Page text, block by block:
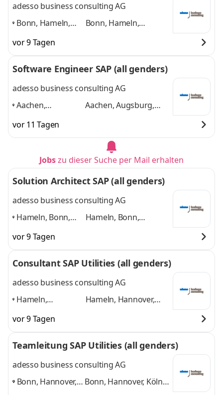
adesso business consulting AG
Bonn, Hameln,
Paderborn,
Düsseldorf,
Bonn, Hameln,
und 4 weitere
vor 9 Tagen
Software Engineer SAP (all genders)
adesso business consulting AG
Aachen,
Bonn, Bremen,
Dortmund,
Aachen, Augsburg,
weitere
vor 11 Tagen
Jobszu dieser Suche per Mail erhalten
Solution Architect SAP (all genders)
adesso business consulting AG
Hameln, Bonn,
Paderborn,
Düsseldorf,
Hameln, Bonn,
und 4 weitere
vor 9 Tagen
Consultant SAP Utilities (all genders)
adesso business consulting AG
Hameln,
Köln, Düsseldorf,
Paderborn,
Hameln, Hannover,
und 4 weitere
vor 9 Tagen
Teamleitung SAP Utilities (all genders)
adesso business consulting AG
Bonn, Hannover,
Bonn, Hannover, Köln,